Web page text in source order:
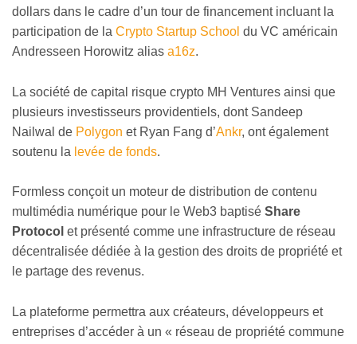
dollars dans le cadre d’un tour de financement incluant la
participation de la Crypto Startup School du VC américain
Andresseen Horowitz alias a16z.
La société de capital risque crypto MH Ventures ainsi que
plusieurs investisseurs providentiels, dont Sandeep
Nailwal de Polygon et Ryan Fang d’Ankr, ont également
soutenu la levée de fonds.
Formless conçoit un moteur de distribution de contenu
multimédia numérique pour le Web3 baptisé Share
Protocol et présenté comme une infrastructure de réseau
décentralisée dédiée à la gestion des droits de propriété et
le partage des revenus.
La plateforme permettra aux créateurs, développeurs et
entreprises d’accéder à un « réseau de propriété commune